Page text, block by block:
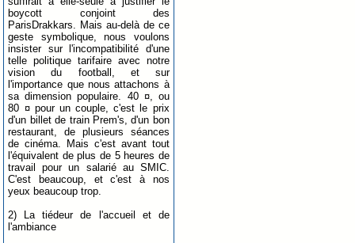
boycott conjoint des
ParisDrakkars. Mais au-delà de ce
geste symbolique, nous voulons
insister sur l'incompatibilité d'une
telle politique tarifaire avec notre
vision du football, et sur
l'importance que nous attachons à
sa dimension populaire. 40 ¤, ou
80 ¤ pour un couple, c'est le prix
d'un billet de train Prem's, d'un bon
restaurant, de plusieurs séances
de cinéma. Mais c'est avant tout
l'équivalent de plus de 5 heures de
travail pour un salarié au SMIC.
C'est beaucoup, et c'est à nos
yeux beaucoup trop.
2) La tiédeur de l'accueil et de
l'ambiance